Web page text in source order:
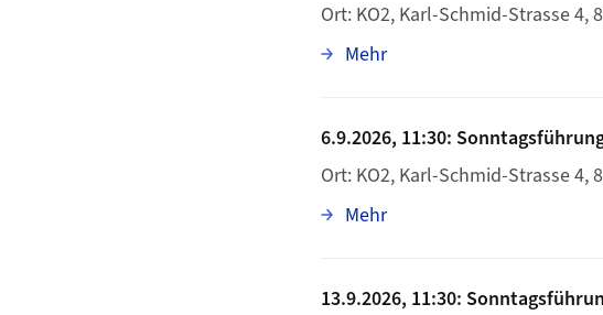
Ort: KO2, Karl-Schmid-Strasse 4,
Mehrzu 30.8.2026, 11:30:
6.9.2026, 11:30:
Ort: KO2, Karl-Schmid-Strasse 4,
Mehrzu 6.9.2026, 11:30:
13.9.2026, 11:30: